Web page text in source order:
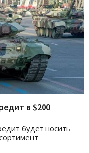
в $200
будет носить